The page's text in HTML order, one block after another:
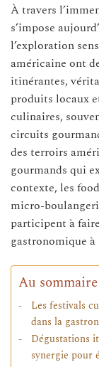
À travers
s’impose
l’exploration
américaine ont
itinérantes,
produits locaux
culinaires,
circuits
des terroirs
gourmands qui
contexte, les
micro-
participent à
gastronomique
Au sommaire
Les festivals
dans la
Dégustations
synergie pour